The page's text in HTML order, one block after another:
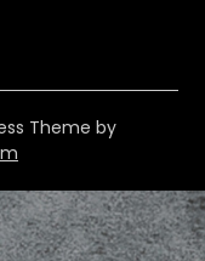
Theme by